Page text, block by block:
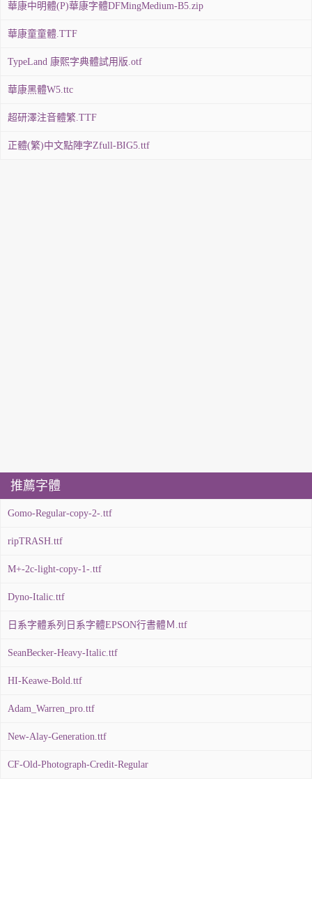
華康中明體(P)華康字體DFMingMedium-B5.zip
華康童童體.TTF
TypeLand 康熙字典體試用版.otf
華康黑體W5.ttc
超研澤注音體繁.TTF
正體(繁)中文點陣字Zfull-BIG5.ttf
推薦字體
Gomo-Regular-copy-2-.ttf
ripTRASH.ttf
M+-2c-light-copy-1-.ttf
Dyno-Italic.ttf
日系字體系列日系字體EPSON行書體Ｍ.ttf
SeanBecker-Heavy-Italic.ttf
HI-Keawe-Bold.ttf
Adam_Warren_pro.ttf
New-Alay-Generation.ttf
CF-Old-Photograph-Credit-Regular